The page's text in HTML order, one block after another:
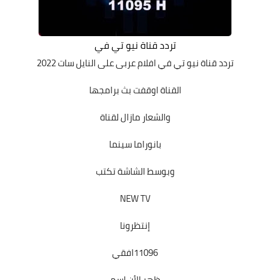
تردد قناة نيو تي في
تردد قناة نيو تي فيافلام عربى على النايل سات 2022
القناة اوقفت بث برامجها
والشعار مازال لقناة
بانوراما سينما
وبوسط الشاشة تكتب
NEW TV
إنتظرونا
11096افقي